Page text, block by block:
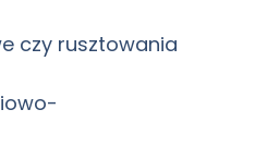
czy rusztowania